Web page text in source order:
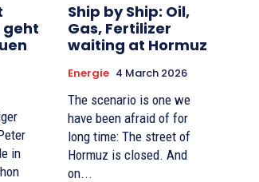
geht
in
Ship by Ship: Oil,
Gas, Fertilizer
waiting at Hormuz
Energie 4 March 2026
The scenario is one we
have been afraid of for
long time: The street of
Hormuz is closed. And
on...